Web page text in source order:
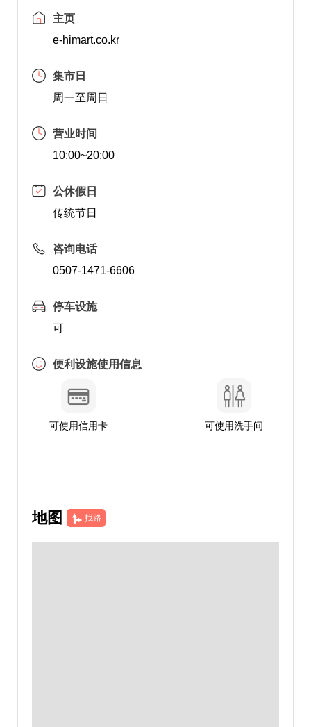
主页
e-himart.co.kr
集市日
周一至周日
营业时间
10:00~20:00
公休假日
传统节日
咨询电话
0507-1471-6606
停车设施
可
便利设施使用信息
可使用信用卡 可使用洗手间
地图 找路